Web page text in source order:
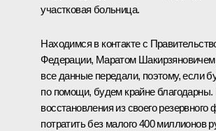
участковая больница.
Находимся в контакте с
Федерации, Маратом
все данные передали, поэтому, если
по помощи, будем крайне
восстановления из своего
потратить без малого 400 миллионов